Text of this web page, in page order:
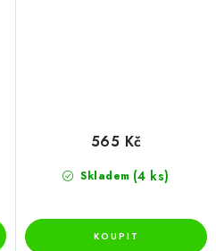
Skladem (4 ks)
565 Kč